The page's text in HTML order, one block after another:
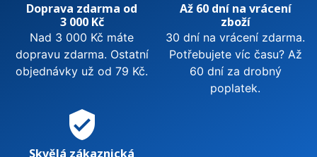
Doprava zdarma od
3 000 Kč
Nad 3 000 Kč máte
dopravu zdarma. Ostatní
objednávky už od 79 Kč.
Až 60 dní na vrácení
zboží
30 dní na vrácení zdarma.
Potřebujete víc času? Až
60 dní za drobný
poplatek.
verified_user
Skvělá zákaznická